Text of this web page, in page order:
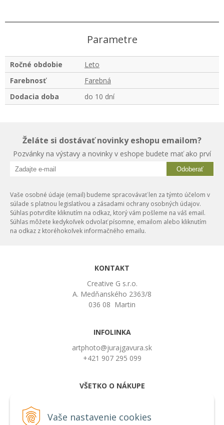
Vaše nastavenie cookies
Parametre
Ročné obdobie
Leto
Farebnosť
Farebná
Dodacia doba
do 10 dní
Želáte si dostávať novinky eshopu emailom?
Pozvánky na výstavy a novinky v eshope budete mať ako prví
Odoberať
Vaše osobné údaje (email) budeme spracovávať len za týmto účelom v
súlade s platnou legislatívou a zásadami ochrany osobných údajov.
Súhlas potvrdíte kliknutím na odkaz, ktorý vám pošleme na váš email.
Súhlas môžete kedykoľvek odvolať písomne, emailom alebo kliknutím
na odkaz z ktoréhokoľvek informačného emailu.
KONTAKT
Creative G s.r.o.
A. Medňanského 2363/8
036 08 Martin
INFOLINKA
artphoto@jurajgavura.sk
+421 907 295 099
VŠETKO O NÁKUPE
Možnosti platby a doprava
Používanie cookies